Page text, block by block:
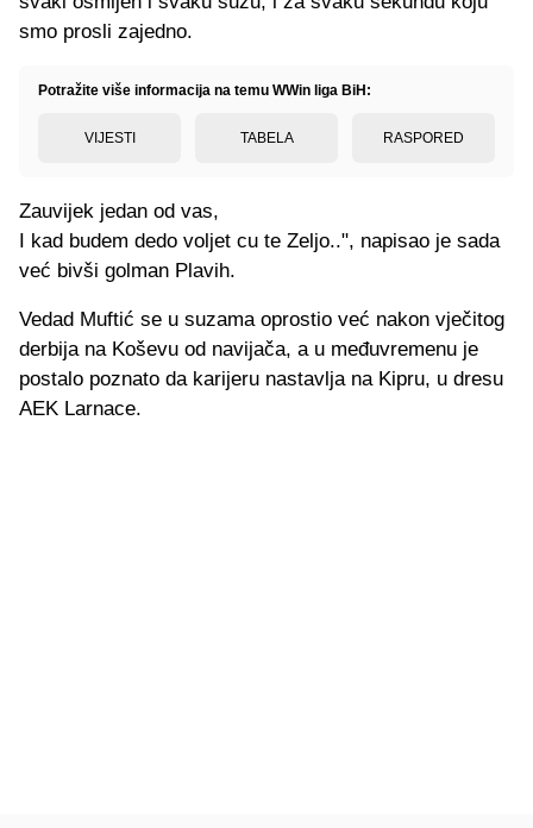
smo prosli zajedno.
Potražite više informacija na temu WWin liga BiH:
VIJESTI TABELA RASPORED
Zauvijek jedan od vas,
I kad budem dedo voljet cu te Zeljo..", napisao je sada
već bivši golman Plavih.
Vedad Muftić se u suzama oprostio već nakon vječitog
derbija na Koševu od navijača, a u međuvremenu je
postalo poznato da karijeru nastavlja na Kipru, u dresu
AEK Larnace.